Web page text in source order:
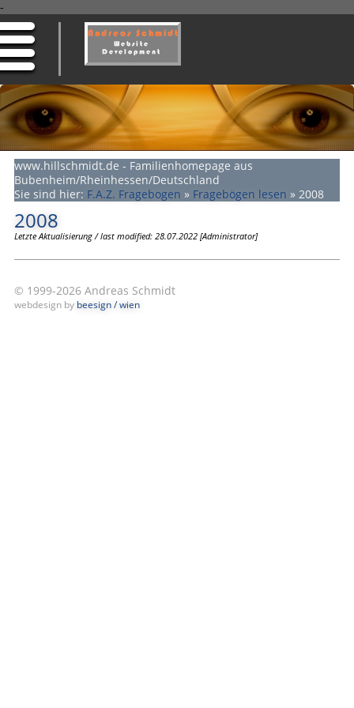
-
www.hillschmidt.de - Familienhomepage aus
Bubenheim/Rheinhessen/Deutschland
Sie sind hier: F.A.Z. Fragebogen » Fragebögen lesen » 2008
2008
Letzte Aktualisierung / last modified: 28.07.2022 [Administrator]
© 1999-2026 Andreas Schmidt
webdesign by beesign / wien